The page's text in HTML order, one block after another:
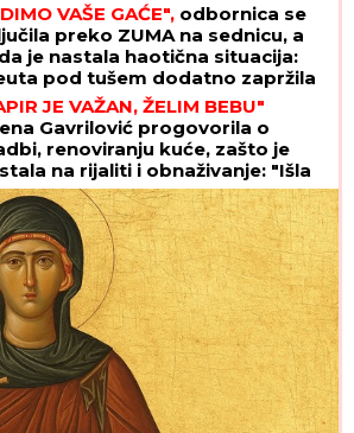
VAŠE GAĆE", odbornica se
preko ZUMA na sednicu, a
je nastala haotična situacija:
pod tušem dodatno zapržila
JE VAŽAN, ŽELIM BEBU"
Gavrilović progovorila o
renoviranju kuće, zašto je
na rijaliti i obnaživanje: "Išla
roditeljima da kažem da